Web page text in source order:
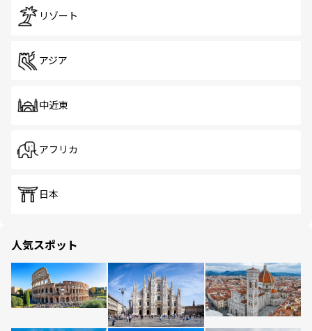
リゾート
アジア
中近東
アフリカ
日本
人気スポット